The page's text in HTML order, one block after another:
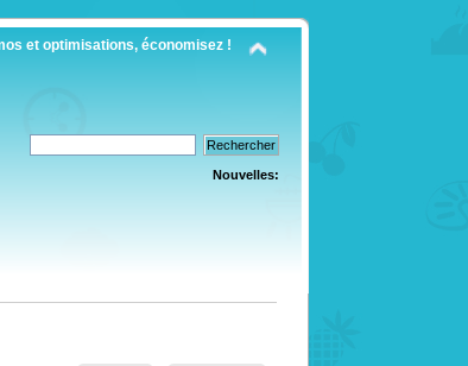
et optimisations, économisez !
Nouvelles: